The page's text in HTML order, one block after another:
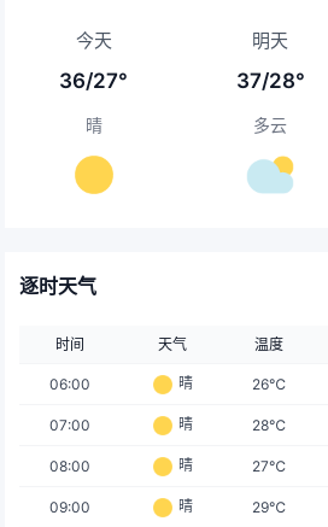
今天
36/27°
晴
明天
37/28°
多云
逐时天气
时间 天气 温度
06:00 晴 26℃
07:00 晴 28℃
08:00 晴 27℃
09:00 晴 29℃